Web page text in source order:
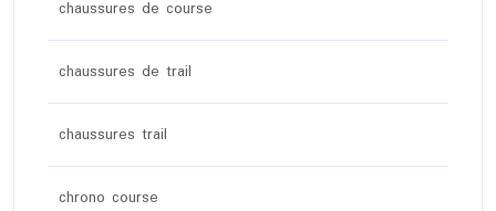
chaussures de course
chaussures de trail
chaussures trail
chrono course